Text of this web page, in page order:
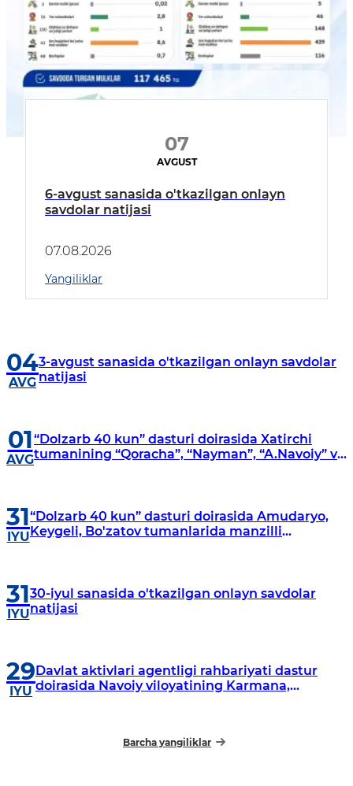
07
AVGUST
6-avgust sanasida o'tkazilgan onlayn
savdolar natijasi
07.08.2026
Yangiliklar
04
AVG
3-avgust sanasida o'tkazilgan onlayn savdolar
natijasi
01
AVG
“Dolzarb 40 kun” dasturi doirasida Xatirchi
tumanining “Qoracha”, “Nayman”, “A.Navoiy” va
31
IYU
“Dolzarb 40 kun” dasturi doirasida Amudaryo,
Keygeli, Bo'zatov tumanlarida manzilli
31
IYU
30-iyul sanasida o'tkazilgan onlayn savdolar
natijasi
29
IYU
Davlat aktivlari agentligi rahbariyati dastur
doirasida Navoiy viloyatining Karmana,
Barcha yangiliklar